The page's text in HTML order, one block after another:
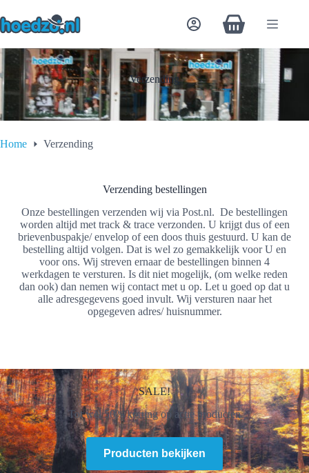
naar
de
Winkelwagen
Verzending
Home Verzending
Verzending bestellingen
Onze bestellingen verzenden wij via Post.nl. De bestellingen
worden altijd met track & trace verzonden. U krijgt dus of een
brievenbuspakje/ envelop of een doos thuis gestuurd. U kan de
bestelling altijd volgen. Dat is wel zo gemakkelijk voor U en
voor ons. Wij streven ernaar de bestellingen binnen 4
werkdagen te versturen. Is dit niet mogelijk, (om welke reden
dan ook) dan nemen wij contact met u op. Let u goed op dat u
alle adresgegevens goed invult. Wij versturen naar het
opgegeven adres/ huisnummer.
SALE!
Tot wel 50% korting op actie producten
Producten bekijken